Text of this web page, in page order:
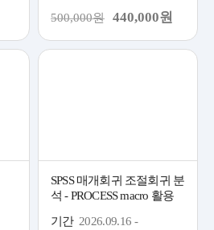
500,000원
440,000원
SPSS 매개회귀 조절회귀 분
석 - PROCESS macro 활용
기간 2026.09.16 -